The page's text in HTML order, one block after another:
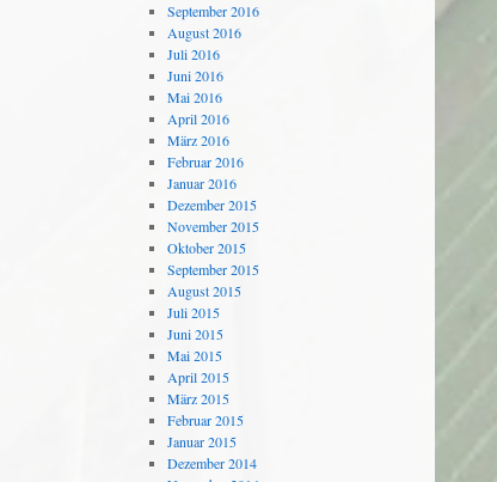
September 2016
August 2016
Juli 2016
Juni 2016
Mai 2016
April 2016
März 2016
Februar 2016
Januar 2016
Dezember 2015
November 2015
Oktober 2015
September 2015
August 2015
Juli 2015
Juni 2015
Mai 2015
April 2015
März 2015
Februar 2015
Januar 2015
Dezember 2014